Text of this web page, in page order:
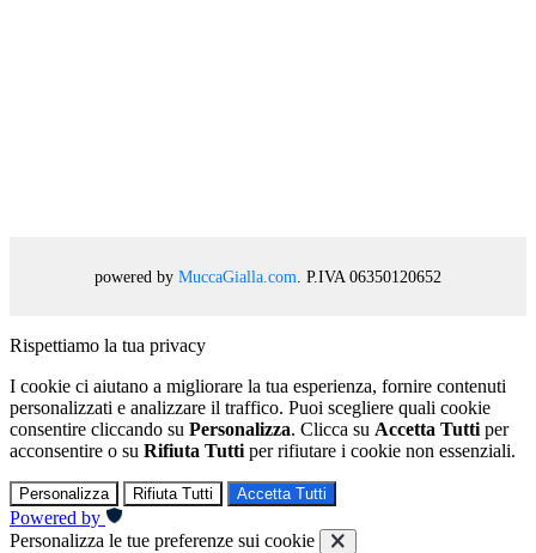
powered by MuccaGialla.com . P.IVA 06350120652
Rispettiamo la tua privacy
I cookie ci aiutano a migliorare la tua esperienza, fornire contenuti
personalizzati e analizzare il traffico. Puoi scegliere quali cookie
consentire cliccando su Personalizza. Clicca su Accetta Tutti per
acconsentire o su Rifiuta Tutti per rifiutare i cookie non essenziali.
Personalizza Rifiuta Tutti Accetta Tutti
Powered by
Personalizza le tue preferenze sui cookie